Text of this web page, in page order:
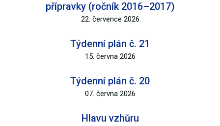
přípravky (ročník 2016–2017)
22. července 2026
Týdenní plán č. 21
15. června 2026
Týdenní plán č. 20
07. června 2026
Hlavu vzhůru